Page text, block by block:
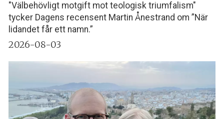
"Välbehövligt motgift mot teologisk triumfalism"
tycker Dagens recensent Martin Ånestrand om ”När
lidandet får ett namn.”
2026-08-03